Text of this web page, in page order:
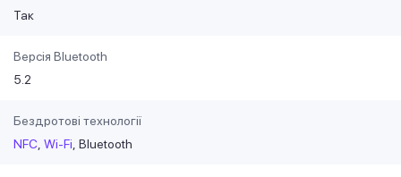
Так
Версія Bluetooth
5.2
Бездротові технології
NFC Wi-Fi Bluetooth